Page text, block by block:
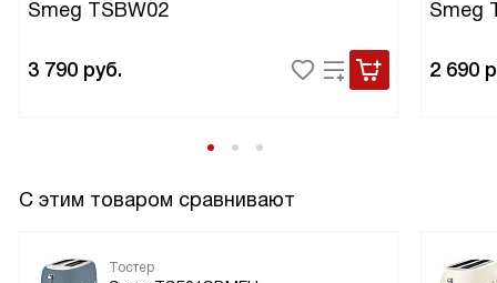
Smeg TSBW02
3 790 руб.
Smeg
2 690
С этим товаром сравнивают
Тостер